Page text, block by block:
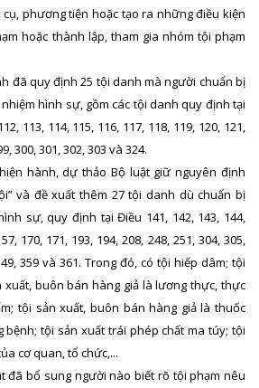
phương tiện hoặc tạo ra những điều kiện
hoặc thành lập, tham gia nhóm tội phạm
đã quy định 25 tội danh mà người chuẩn bị
hình sự, gồm các tội danh quy định tại
113, 114, 115, 116, 117, 118, 119, 120, 121,
300, 301, 302, 303 và 324.
hành, dự thảo Bộ luật giữ nguyên định
và đề xuất thêm 27 tội danh dù chuẩn bị
sự, quy định tại Điều 141, 142, 143, 144,
170, 171, 193, 194, 208, 248, 251, 304, 305,
359 và 361. Trong đó, có tội hiếp dâm; tội
xuất, buôn bán hàng giả là lương thực, thực
tội sản xuất, buôn bán hàng giả là thuốc
tội sản xuất trái phép chất ma túy; tội
cơ quan, tổ chức,...
đã bổ sung người nào biết rõ tội phạm nêu